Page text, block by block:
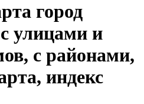
город
улицами и
с районами,
индекс